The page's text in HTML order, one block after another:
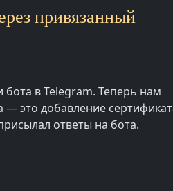
привязанный
бота в Telegram. Теперь нам
— это добавление
ответы на бота.